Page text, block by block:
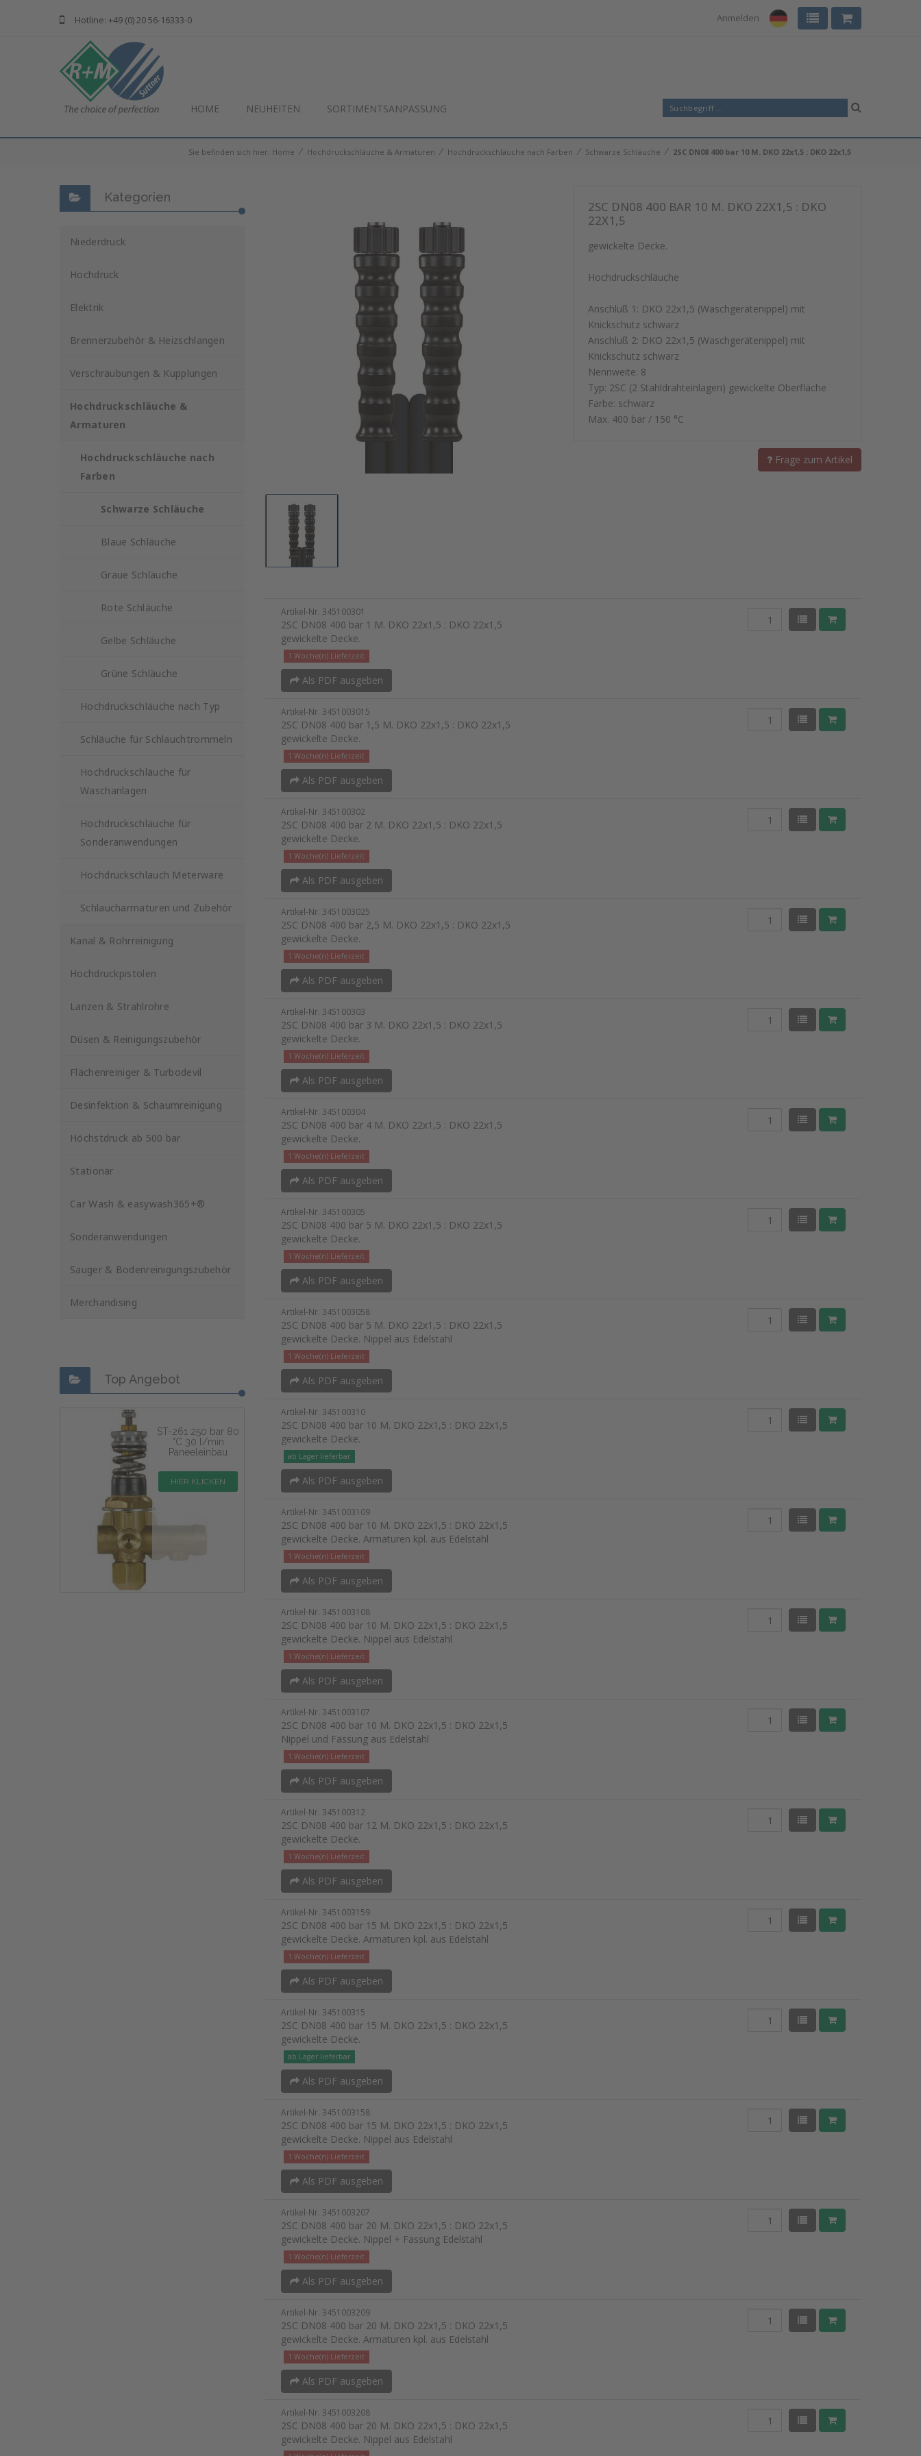
Anmelden
Hotline: +49 (0) 20 56-16333-0
HOME NEUHEITEN SORTIMENTSANPASSUNG
Sie befinden sich hier: Home ⁄ Hochdruckschläuche & Armaturen ⁄ Hochdruckschläuche nach Farben ⁄ Schwarze Schläuche ⁄ 2SC DN08 400 bar 10 M. DKO 22x1,5 : DKO 22x1,5
Kategorien
Niederdruck
Hochdruck
Elektrik
Brennerzubehör & Heizschlangen
Verschraubungen & Kupplungen
Hochdruckschläuche &
Armaturen
Hochdruckschläuche nach
Farben
Schwarze Schläuche
Blaue Schläuche
Graue Schläuche
Rote Schläuche
Gelbe Schläuche
Grüne Schläuche
Hochdruckschläuche nach Typ
Schläuche für Schlauchtrommeln
Hochdruckschläuche für
Waschanlagen
Hochdruckschläuche für
Sonderanwendungen
Hochdruckschlauch Meterware
Schlaucharmaturen und Zubehör
Kanal & Rohrreinigung
Hochdruckpistolen
Lanzen & Strahlrohre
Düsen & Reinigungszubehör
Flächenreiniger & Turbodevil
Desinfektion & Schaumreinigung
Höchstdruck ab 500 bar
Stationär
Car Wash & easywash365+®
Sonderanwendungen
Sauger & Bodenreinigungszubehör
Merchandising
Top Angebot
ST-261 250 bar 80
°C 30 l/min
Paneeleinbau
HIER KLICKEN
2SC DN08 400 BAR 10 M. DKO 22X1,5 : DKO
22X1,5
gewickelte Decke.
Hochdruckschläuche
Anschluß 1: DKO 22x1,5 (Waschgerätenippel) mit
Knickschutz schwarz
Anschluß 2: DKO 22x1,5 (Waschgerätenippel) mit
Knickschutz schwarz
Nennweite: 8
Typ: 2SC (2 Stahldrahteinlagen) gewickelte Oberfläche
Farbe: schwarz
Max. 400 bar / 150 °C
Frage zum Artikel
Artikel-Nr. 345100301
2SC DN08 400 bar 1 M. DKO 22x1,5 : DKO 22x1,5
gewickelte Decke.
1 Woche(n) Lieferzeit
Als PDF ausgeben
Artikel-Nr. 3451003015
2SC DN08 400 bar 1,5 M. DKO 22x1,5 : DKO 22x1,5
gewickelte Decke.
1 Woche(n) Lieferzeit
Als PDF ausgeben
Artikel-Nr. 345100302
2SC DN08 400 bar 2 M. DKO 22x1,5 : DKO 22x1,5
gewickelte Decke.
1 Woche(n) Lieferzeit
Als PDF ausgeben
Artikel-Nr. 3451003025
2SC DN08 400 bar 2,5 M. DKO 22x1,5 : DKO 22x1,5
gewickelte Decke.
1 Woche(n) Lieferzeit
Als PDF ausgeben
Artikel-Nr. 345100303
2SC DN08 400 bar 3 M. DKO 22x1,5 : DKO 22x1,5
gewickelte Decke.
1 Woche(n) Lieferzeit
Als PDF ausgeben
Artikel-Nr. 345100304
2SC DN08 400 bar 4 M. DKO 22x1,5 : DKO 22x1,5
gewickelte Decke.
1 Woche(n) Lieferzeit
Als PDF ausgeben
Artikel-Nr. 345100305
2SC DN08 400 bar 5 M. DKO 22x1,5 : DKO 22x1,5
gewickelte Decke.
1 Woche(n) Lieferzeit
Als PDF ausgeben
Artikel-Nr. 3451003058
2SC DN08 400 bar 5 M. DKO 22x1,5 : DKO 22x1,5
gewickelte Decke. Nippel aus Edelstahl
1 Woche(n) Lieferzeit
Als PDF ausgeben
Artikel-Nr. 345100310
2SC DN08 400 bar 10 M. DKO 22x1,5 : DKO 22x1,5
gewickelte Decke.
ab Lager lieferbar
Als PDF ausgeben
Artikel-Nr. 3451003109
2SC DN08 400 bar 10 M. DKO 22x1,5 : DKO 22x1,5
gewickelte Decke. Armaturen kpl. aus Edelstahl
1 Woche(n) Lieferzeit
Als PDF ausgeben
Artikel-Nr. 3451003108
2SC DN08 400 bar 10 M. DKO 22x1,5 : DKO 22x1,5
gewickelte Decke. Nippel aus Edelstahl
1 Woche(n) Lieferzeit
Als PDF ausgeben
Artikel-Nr. 3451003107
2SC DN08 400 bar 10 M. DKO 22x1,5 : DKO 22x1,5
Nippel und Fassung aus Edelstahl
1 Woche(n) Lieferzeit
Als PDF ausgeben
Artikel-Nr. 345100312
2SC DN08 400 bar 12 M. DKO 22x1,5 : DKO 22x1,5
gewickelte Decke.
1 Woche(n) Lieferzeit
Als PDF ausgeben
Artikel-Nr. 3451003159
2SC DN08 400 bar 15 M. DKO 22x1,5 : DKO 22x1,5
gewickelte Decke. Armaturen kpl. aus Edelstahl
1 Woche(n) Lieferzeit
Als PDF ausgeben
Artikel-Nr. 345100315
2SC DN08 400 bar 15 M. DKO 22x1,5 : DKO 22x1,5
gewickelte Decke.
ab Lager lieferbar
Als PDF ausgeben
Artikel-Nr. 3451003158
2SC DN08 400 bar 15 M. DKO 22x1,5 : DKO 22x1,5
gewickelte Decke. Nippel aus Edelstahl
1 Woche(n) Lieferzeit
Als PDF ausgeben
Artikel-Nr. 3451003207
2SC DN08 400 bar 20 M. DKO 22x1,5 : DKO 22x1,5
gewickelte Decke. Nippel + Fassung Edelstahl
1 Woche(n) Lieferzeit
Als PDF ausgeben
Artikel-Nr. 3451003209
2SC DN08 400 bar 20 M. DKO 22x1,5 : DKO 22x1,5
gewickelte Decke. Armaturen kpl. aus Edelstahl
1 Woche(n) Lieferzeit
Als PDF ausgeben
Artikel-Nr. 3451003208
2SC DN08 400 bar 20 M. DKO 22x1,5 : DKO 22x1,5
gewickelte Decke. Nippel aus Edelstahl